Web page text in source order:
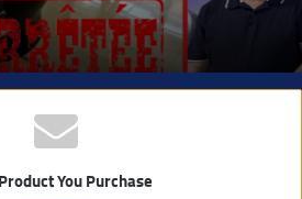
You Purchase